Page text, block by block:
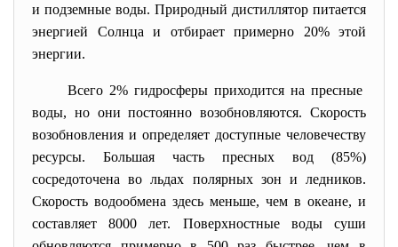
и подземные воды. Природный дистиллятор питается
энергией Солнца и отбирает примерно 20% этой
энергии.
Всего 2% гидросферы приходится на пресные
воды, но они постоянно возобновляются. Скорость
возобновления и определяет доступные человечеству
ресурсы. Большая часть пресных вод (85%)
сосредоточена во льдах полярных зон и ледников.
Скорость водообмена здесь меньше, чем в океане, и
составляет 8000 лет. Поверхностные воды суши